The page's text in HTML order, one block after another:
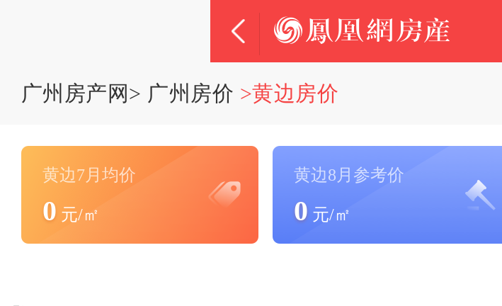
广州房产网> 广州房价 >黄边房价
黄边7月均价
0 元/㎡
黄边8月参考价
0 元/㎡